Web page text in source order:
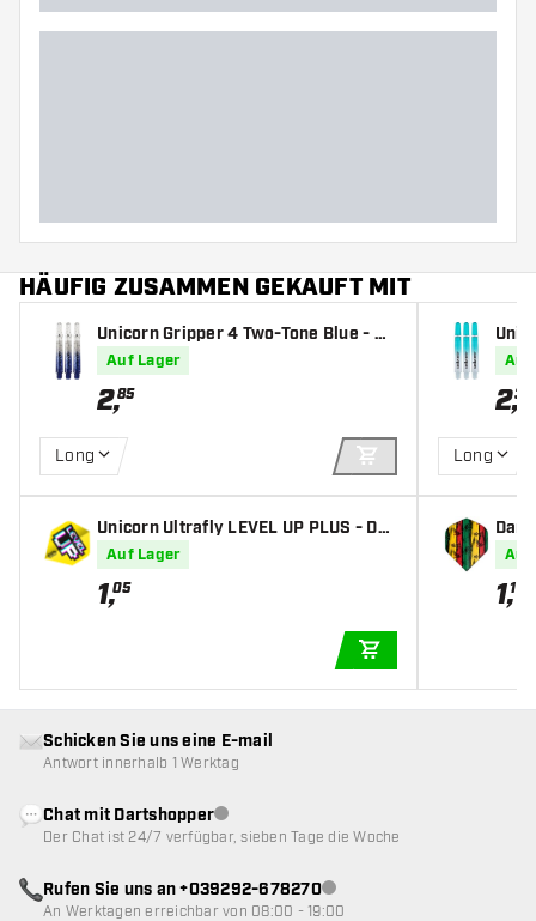
HÄUFIG ZUSAMMEN GEKAUFT MIT
Unicorn Gripper 4 Two-Tone Blue - Da
rt Shafts
Auf Lager
2,85
Long
IN DEN
Unicorn Ultrafly LEVEL UP PLUS - Dar
t Flights
Auf Lager
1,05
p -
Auf
2,35
Long
hts
Auf
1,10
Schicken Sie uns eine E-mail
Antwort innerhalb 1 Werktag
Chat mit DartshopperKundenservice nicht verfügbar
Der Chat ist 24/7 verfügbar, sieben Tage die Woche
Rufen Sie uns an +039292-678270Kundenservice nicht
An Werktagen erreichbar von 08:00 - 19:00